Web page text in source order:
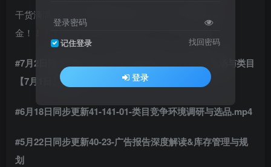
干货满满，612节集直播实操视频，学完美滋滋賺美
金！！！！
#7月2日同步更新41-02-如何快速筛选出小众蓝海市场与类目
【7月1日】.mp4
#6月18日同步更新41-141-01-类目竞争环境调研与选品.mp4
#5月22日同步更新40-23-广告报告深度解读&库存管理与规
划
登录密码
记住登录 找回密码
登录